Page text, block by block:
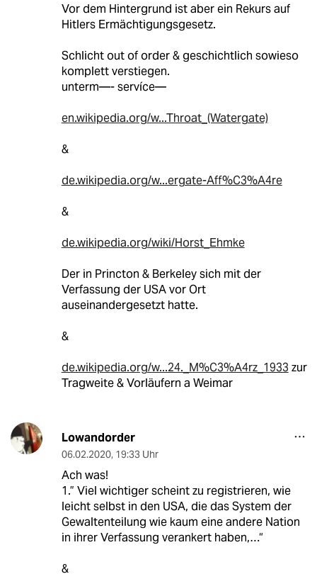
Vor dem Hintergrund ist aber ein Rekurs auf
Hitlers Ermächtigungsgesetz.
Schlicht out of order & geschichtlich sowieso
komplett verstiegen.
unterm—- servíce—
en.wikipedia.org/w...Throat_(Watergate)
&
de.wikipedia.org/w...ergate-Aff%C3%A4re
&
de.wikipedia.org/wiki/Horst_Ehmke
Der in Princton & Berkeley sich mit der
Verfassung der USA vor Ort
auseinandergesetzt hatte.
&
de.wikipedia.org/w...24._M%C3%A4rz_1933 zur
Tragweite & Vorläufern a Weimar
Lowandorder
06.02.2020, 19:33 Uhr
Ach was!
1.” Viel wichtiger scheint zu registrieren, wie
leicht selbst in den USA, die das System der
Gewaltenteilung wie kaum eine andere Nation
in ihrer Verfassung verankert haben,…“
&